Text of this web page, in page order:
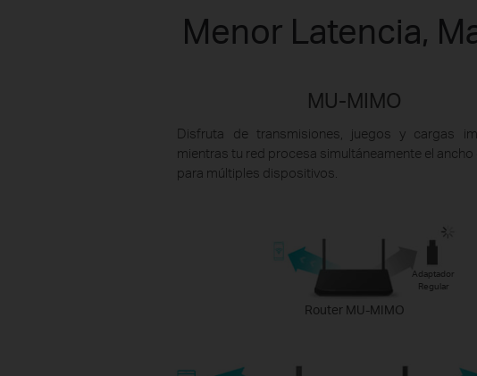
Menor Latencia,
MU-MIMO
Disfruta de transmisiones, juegos y cargas
mientras tu red procesa simultáneamente el
para múltiples dispositivos.
Router MU-MIMO
Adaptador
Regular